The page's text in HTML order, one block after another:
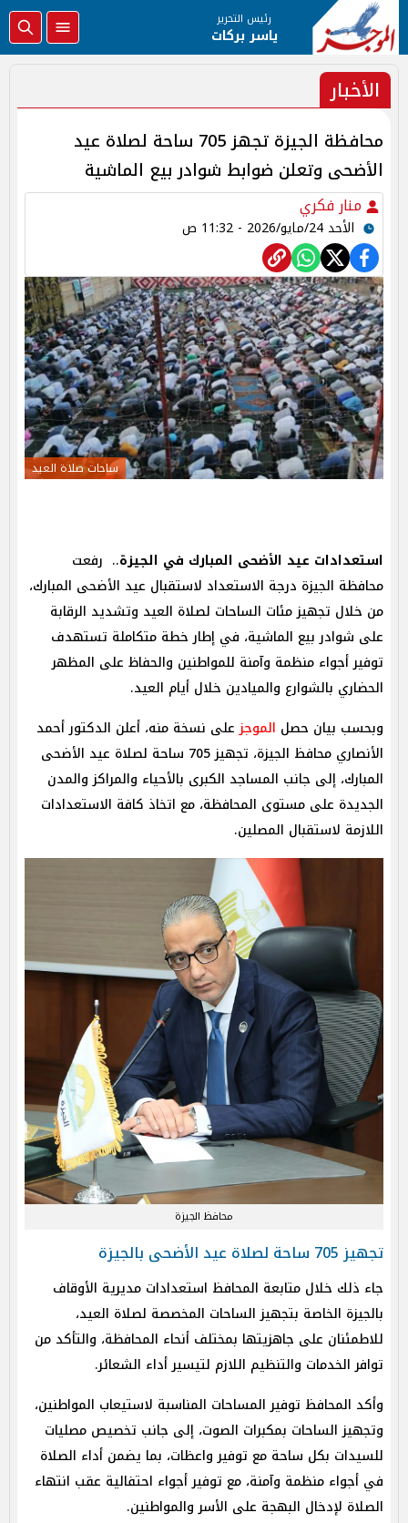
رئيس التحرير
ياسر بركات
الأخبار
محافظة الجيزة تجهز 705 ساحة لصلاة عيد
الأضحى وتعلن ضوابط شوادر بيع الماشية
منار فكري
الأحد 24/مايو/2026 - 11:32 ص
ساحات صلاة العيد
استعدادات عيد الأضحى المبارك في الجيزة.. رفعت
محافظة الجيزة درجة الاستعداد لاستقبال عيد الأضحى المبارك،
من خلال تجهيز مئات الساحات لصلاة العيد وتشديد الرقابة
على شوادر بيع الماشية، في إطار خطة متكاملة تستهدف
توفير أجواء منظمة وآمنة للمواطنين والحفاظ على المظهر
الحضاري بالشوارع والميادين خلال أيام العيد.
وبحسب بيان حصل الموجزعلى نسخة منه، أعلن الدكتور أحمد
الأنصاري محافظ الجيزة، تجهيز 705 ساحة لصلاة عيد الأضحى
المبارك، إلى جانب المساجد الكبرى بالأحياء والمراكز والمدن
الجديدة على مستوى المحافظة، مع اتخاذ كافة الاستعدادات
اللازمة لاستقبال المصلين.
محافظ الجيزة
تجهيز 705 ساحة لصلاة عيد الأضحى بالجيزة
جاء ذلك خلال متابعة المحافظ استعدادات مديرية الأوقاف
بالجيزة الخاصة بتجهيز الساحات المخصصة لصلاة العيد،
للاطمئنان على جاهزيتها بمختلف أنحاء المحافظة، والتأكد من
توافر الخدمات والتنظيم اللازم لتيسير أداء الشعائر.
وأكد المحافظ توفير المساحات المناسبة لاستيعاب المواطنين،
وتجهيز الساحات بمكبرات الصوت، إلى جانب تخصيص مصليات
للسيدات بكل ساحة مع توفير واعظات، بما يضمن أداء الصلاة
في أجواء منظمة وآمنة، مع توفير أجواء احتفالية عقب انتهاء
الصلاة لإدخال البهجة على الأسر والمواطنين.